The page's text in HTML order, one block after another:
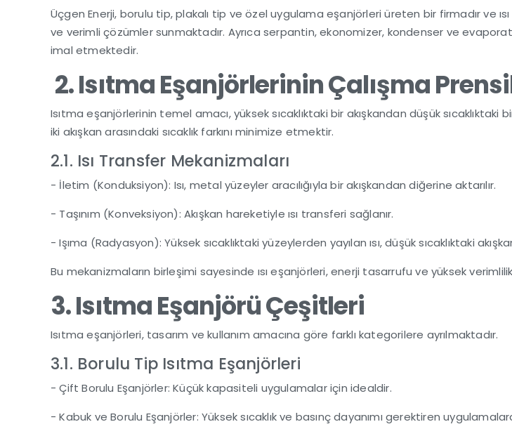
Üçgen Enerji, borulu tip, plakalı tip ve özel uygulama eşanjörleri üreten bir firmadır ve
ve verimli çözümler sunmaktadır. Ayrıca serpantin, ekonomizer, kondenser ve
imal etmektedir.
2. Isıtma Eşanjörlerinin Çalışma
Isıtma eşanjörlerinin temel amacı, yüksek sıcaklıktaki bir akışkandan düşük sıcaklıktaki
iki akışkan arasındaki sıcaklık farkını minimize etmektir.
2.1. Isı Transfer Mekanizmaları
- İletim (Konduksiyon): Isı, metal yüzeyler aracılığıyla bir akışkandan diğerine aktarılır.
- Taşınım (Konveksiyon): Akışkan hareketiyle ısı transferi sağlanır.
- Işıma (Radyasyon): Yüksek sıcaklıktaki yüzeylerden yayılan ısı, düşük sıcaklıktaki
Bu mekanizmaların birleşimi sayesinde ısı eşanjörleri, enerji tasarrufu ve yüksek
3. Isıtma Eşanjörü Çeşitleri
Isıtma eşanjörleri, tasarım ve kullanım amacına göre farklı kategorilere ayrılmaktadır.
3.1. Borulu Tip Isıtma Eşanjörleri
- Çift Borulu Eşanjörler: Küçük kapasiteli uygulamalar için idealdir.
- Kabuk ve Borulu Eşanjörler: Yüksek sıcaklık ve basınç dayanımı gerektiren